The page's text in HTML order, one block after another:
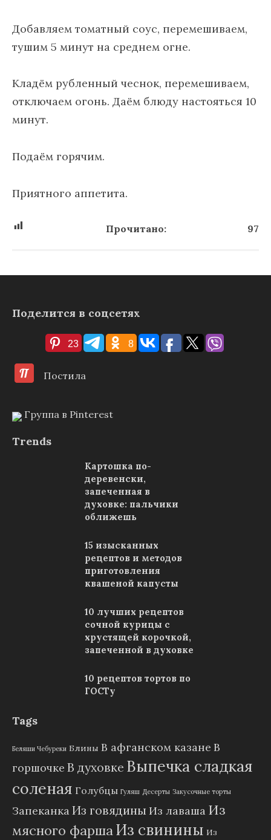
Добавляем томатный соус, перемешиваем,
тушим 5 минут на среднем огне.
Кладём рубленный чеснок, перемешиваем,
отключаем огонь. Даём блюду настояться 10
минут.
Подаём горячим.
Приятного аппетита.
Прочитано: 97
Поделится в соцсетях
23 8
Постила
Группа в Pinterest
Trends
Картошка по-
деревенски,
запеченная в
духовке: пальчики
оближешь
15 изысканных
рецептов и методов
приготовления
квашеной капусты
10 лучших рецептов
сочной курицы с
хрустящей корочкой,
запеченной в духовке
10 рецептов тортов по
ГОСТу
Tags
Беляши Чебуреки Блины В афганском казане В
горшочке В духовке Выпечка сладкая
соленая Голубцы Гуляш Десерты Закусочные торты
ЗапеканкаИз говядины Из лаваша Из
мясного фаршаИз свинины Из